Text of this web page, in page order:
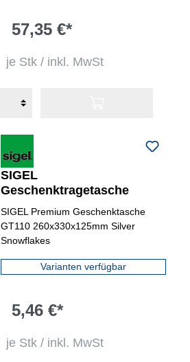
57,35 €*
je Stk / inkl. MwSt
SIGEL
Geschenktragetasche
SIGEL Premium Geschenktasche
GT110 260x330x125mm Silver
Snowflakes
Varianten verfügbar
5,46 €*
je Stk / inkl. MwSt